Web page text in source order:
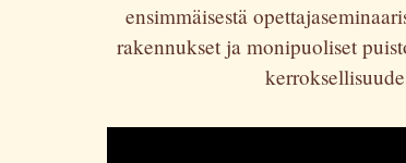
ensimmäisestä
rakennukset ja monipuoliset